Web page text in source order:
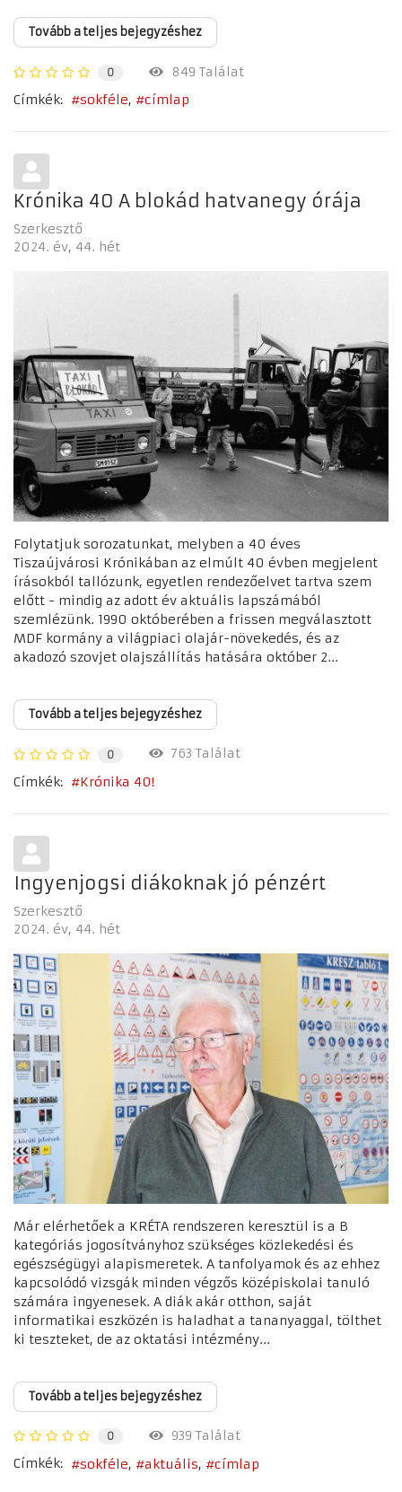
Tovább a teljes bejegyzéshez
0
849 Találat
Címkék:
sokféle címlap
Krónika 40 A blokád hatvanegy órája
Szerkesztő
2024. év 44. hét
Folytatjuk sorozatunkat, melyben a 40 éves
Tiszaújvárosi Krónikában az elmúlt 40 évben megjelent
írásokból tallózunk, egyetlen rendezőelvet tartva szem
előtt - mindig az adott év aktuális lapszámából
szemlézünk. 1990 októberében a frissen megválasztott
MDF kormány a világpiaci olajár-növekedés, és az
akadozó szovjet olajszállítás hatására október 2...
Tovább a teljes bejegyzéshez
0
763 Találat
Címkék:
Krónika 40!
Ingyenjogsi diákoknak jó pénzért
Szerkesztő
2024. év 44. hét
Már elérhetőek a KRÉTA rendszeren keresztül is a B
kategóriás jogosítványhoz szükséges közlekedési és
egészségügyi alapismeretek. A tanfolyamok és az ehhez
kapcsolódó vizsgák minden végzős középiskolai tanuló
számára ingyenesek. A diák akár otthon, saját
informatikai eszközén is haladhat a tananyaggal, tölthet
ki teszteket, de az oktatási intézmény...
Tovább a teljes bejegyzéshez
0
939 Találat
Címkék:
sokféle aktuális címlap